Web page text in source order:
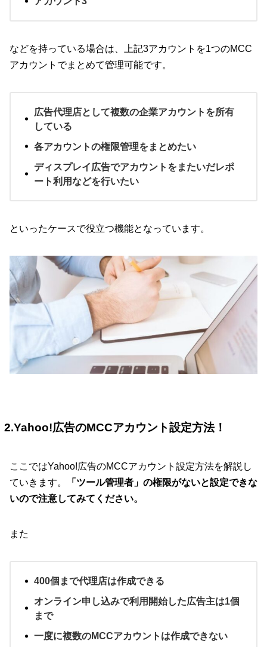
などを持っている場合は、上記3アカウントを1つのMCC
アカウントでまとめて管理可能です。
広告代理店として複数の企業アカウントを所有
している
各アカウントの権限管理をまとめたい
ディスプレイ広告でアカウントをまたいだレポ
ート利用などを行いたい
といったケースで役立つ機能となっています。
2.Yahoo!広告のMCCアカウント設定方法！
ここではYahoo!広告のMCCアカウント設定方法を解説し
ていきます。
「ツール管理者」の権限がないと設定できな
いので注意してみてください。
また
400個まで代理店は作成できる
オンライン申し込みで利用開始した広告主は1個
まで
一度に複数のMCCアカウントは作成できない